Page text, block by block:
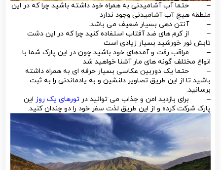
– حتما آب آشامیدنی به همراه خود داشته باشید چرا که در این
منطقه هیچ آب آشامیدنی وجود ندارد
– آنتن دهی بسیار ضعیف می باشد.
– از کرم های ضد آفتاب استفاده کنید چرا که در این دشت
تابش نور خورشید بسیار زیادی است
– مراقب رفت و آمدهای خود باشید چون در این پارک شما با
انواع مختلف گونه های مار آشنا خواهید شد
– حتما یک دوربین عکاسی بسیار حرفه ای به همراه داشته
باشید تا از این طریق تصاویر دلنشین و به یادماندنی را به ثبت
برسانید.
– برای بازدید امن و جذاب می توانید در تورهای یک روز این
پارک شرکت کرده و از این طریق لذت سفر خود را دو چندان کنید.